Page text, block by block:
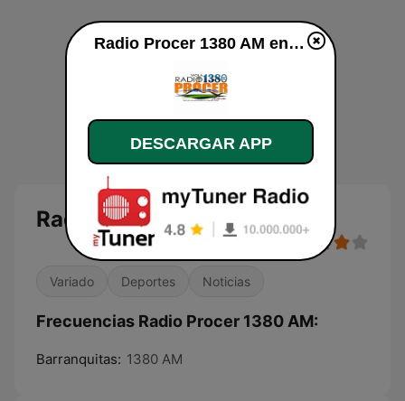
Radio Procer 1380 AM
Variado Deportes Noticias
Frecuencias Radio Procer 1380 AM:
Barranquitas: 1380 AM
Radio Procer 1380 AM en vivo
DESCARGAR APP